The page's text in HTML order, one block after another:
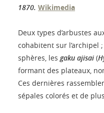
1870. Wikimedia
Deux types d’arbustes
cohabitent sur l’archipel
sphères, les gaku ajisai (
formant des plateaux,
Ces dernières
sépales colorés et de